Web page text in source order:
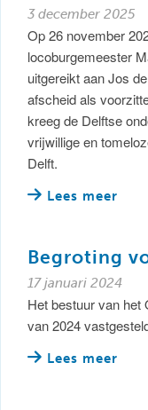
3 december 2025
Op 26 november
locoburgemeester
uitgereikt aan Jos
afscheid als
kreeg de Delftse
vrijwillige en
Delft.
Lees meer
Begroting
17 januari 2024
Het bestuur van het
van 2024
Lees meer